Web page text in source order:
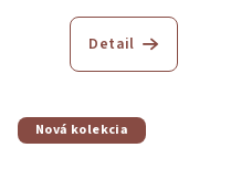
Detail
Nová kolekcia